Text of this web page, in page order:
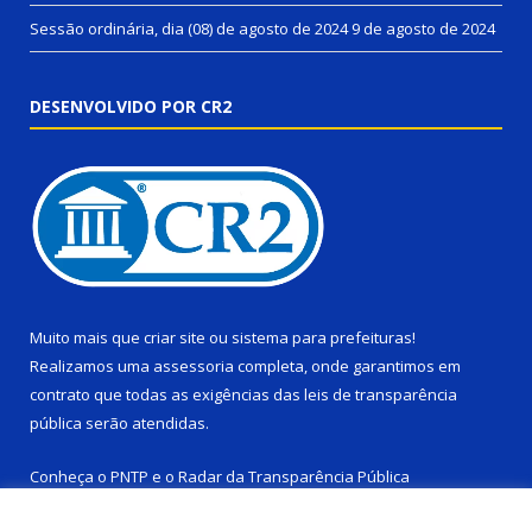
Sessão ordinária, dia (08) de agosto de 20249 de agosto de 2024
DESENVOLVIDO POR CR2
Muito mais que criar site ou sistema para prefeituras!
Realizamos uma assessoria completa, onde garantimos em
contrato que todas as exigências das leis de transparência
pública serão atendidas.
Conheça o PNTP e o Radar da Transparência Pública